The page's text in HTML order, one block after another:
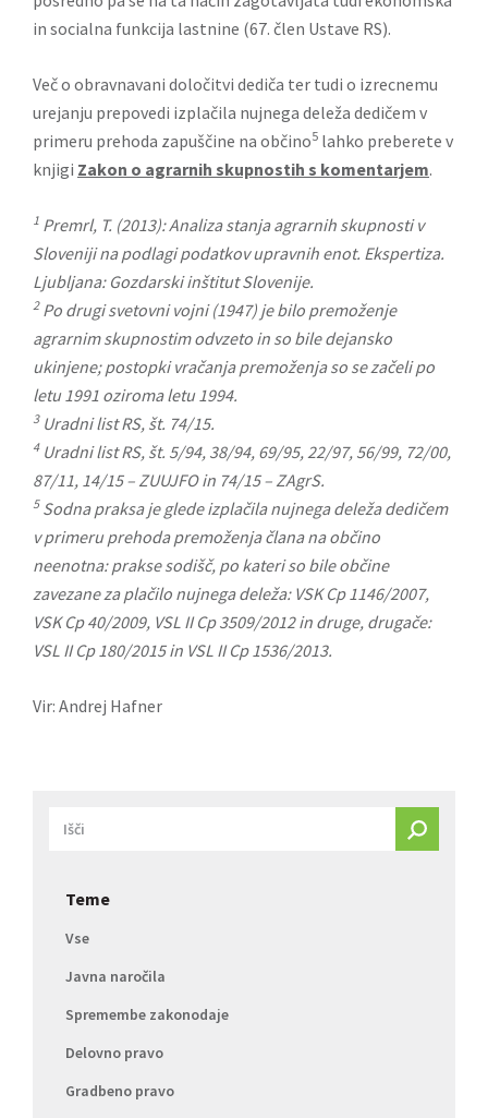
in socialna funkcija lastnine (67. člen Ustave RS).
Več o obravnavani določitvi dediča ter tudi o izrecnemu
urejanju prepovedi izplačila nujnega deleža dedičem v
primeru prehoda zapuščine na občino5 lahko preberete v
knjigi Zakon o agrarnih skupnostih s komentarjem.
1 Premrl, T. (2013): Analiza stanja agrarnih skupnosti v
Sloveniji na podlagi podatkov upravnih enot. Ekspertiza.
Ljubljana: Gozdarski inštitut Slovenije.
2Po drugi svetovni vojni (1947) je bilo premoženje
agrarnim skupnostim odvzeto in so bile dejansko
ukinjene; postopki vračanja premoženja so se začeli po
letu 1991 oziroma letu 1994.
3Uradni list RS, št. 74/15.
4Uradni list RS, št. 5/94, 38/94, 69/95, 22/97, 56/99, 72/00,
87/11, 14/15 – ZUUJFO in 74/15 – ZAgrS.
5 Sodna praksa je glede izplačila nujnega deleža dedičem
v primeru prehoda premoženja člana na občino
neenotna: prakse sodišč, po kateri so bile občine
zavezane za plačilo nujnega deleža: VSK Cp 1146/2007,
VSK Cp 40/2009, VSL II Cp 3509/2012 in druge, drugače:
VSL II Cp 180/2015 in VSL II Cp 1536/2013.
Vir: Andrej Hafner
Teme
Vse
Javna naročila
Spremembe zakonodaje
Delovno pravo
Gradbeno pravo